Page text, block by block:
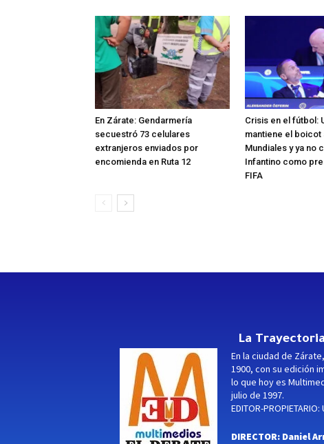
En Zárate: Gendarmería
secuestró 73 celulares
extranjeros enviados por
encomienda en Ruta 12
Crisis en el fútbol:
mantiene el boicot
Mundiales y ya no
Infantino como
FIFA
La Trayectoria
En la ciudad de
1900, con su edición
lo que hoy es
julio de 1997.
EDITOR-
DIRECTOR: Daniel